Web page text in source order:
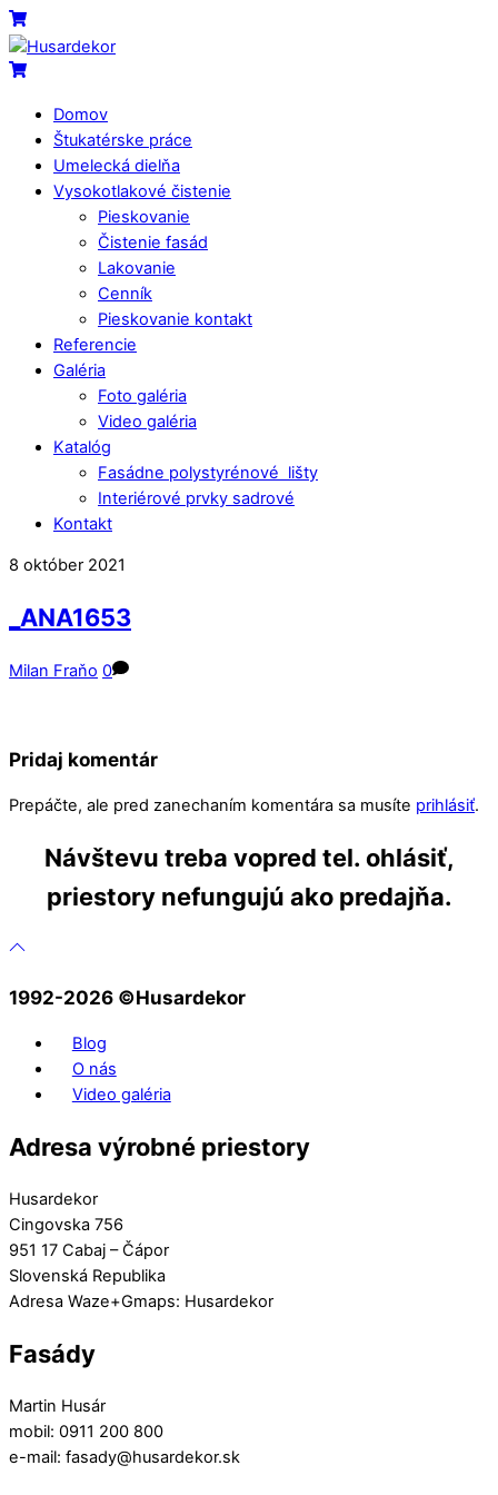
Skip
to
content
Menu
Cart
Cart
Domov
Štukatérske práce
Umelecká dielňa
Vysokotlakové čistenie
Pieskovanie
Čistenie fasád
Lakovanie
Cenník
Pieskovanie kontakt
Referencie
Galéria
Foto galéria
Video galéria
Katalóg
Fasádne polystyrénové lišty
Interiérové prvky sadrové
Kontakt
Close
Close
8 október 2021
_ANA1653
Milan Fraňo 0
Pridaj komentár
Prepáčte, ale pred zanechaním komentára sa musíte prihlásiť.
Návštevu treba vopred tel. ohlásiť,
priestory nefungujú ako predajňa.
1992-2026 ©️Husardekor
Blog
O nás
Video galéria
Adresa výrobné priestory
Husardekor
Cingovska 756
951 17 Cabaj – Čápor
Slovenská Republika
Adresa Waze+Gmaps: Husardekor
Fasády
Martin Husár
mobil: 0911 200 800
e-mail: fasady@husardekor.sk